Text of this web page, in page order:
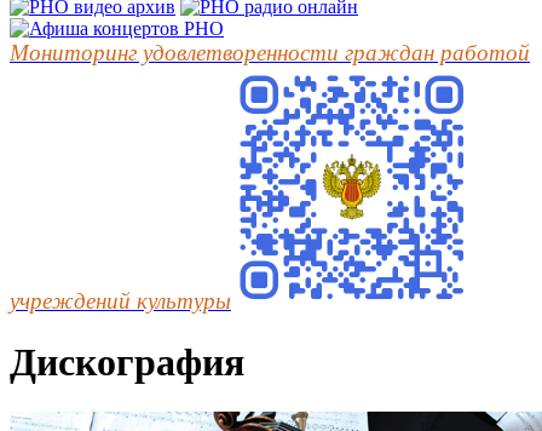
Мониторинг удовлетворенности граждан работой
учреждений культуры
Дискография